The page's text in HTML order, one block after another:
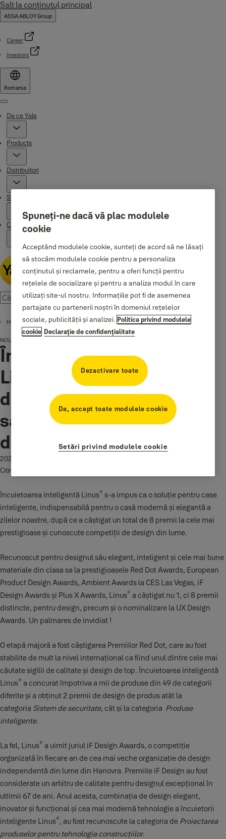
Salt la conţinutul principal
ASSA ABLOY Group
Career
Investors
Romania
Menu
De ce Yale
Products
Distribuitori
Suport
Campaigns
Home
NOUTĂŢI
Încuietoarea inteligentă
Linus
câștigă 8 premii
distincte pentru designul
său deosebit și tehnologia
de ultimă generație
2021-05-12
Citirea durează 2 min.
Încuietoarea inteligentă Linus® s-a impus ca o soluție pentru case
inteligente, indispensabilă pentru o casă modernă și elegantă a
zilelor noastre, după ce a câștigat un total de 8 premii la cele mai
prestigioase și cunoscute competiții de design din lume.
Recunoscut pentru designul său elegant, inteligent și cele mai bune
materiale din clasa sa la prestigioasele Red Dot Awards, European
Product Design Awards, Ambient Awards la CES Las Vegas, iF
Design Awards și Plus X Awards, Linus® a câștigat nu 1, ci 8 premii
distincte, pentru design, precum și o nominalizare la UX Design
Awards. Un palmares de invidiat !
O etapă majoră a fost câștigarea Premiilor Red Dot, care au fost
stabilite de mult la nivel internațional ca fiind unul dintre cele mai
căutate sigilii de calitate și design de top. Încuietoarea inteligentă
Linus® a concurat împotriva a mii de produse din 49 de categorii
diferite și a obținut 2 premii de design de produs atât la
categoria Sistem de securitate, cât și la categoria Produse
inteligente.
La fel, Linus® a uimit juriul iF Design Awards, o competiție
organizată în fiecare an de cea mai veche organizație de design
independentă din lume din Hanovra. Premiile iF Design au fost
considerate un arbitru de calitate pentru designul excepțional în
ultimii 67 de ani. Anul acesta, combinația de design elegant,
inovator și funcțional și cea mai modernă tehnologie a încuietorii
inteligente Linus®, au fost recunoscute la categoria de Proiectarea
produselor pentru tehnologia construcțiilor.
Spuneți-ne dacă vă plac modulele
cookie
Acceptând modulele cookie, sunteți de acord să ne lăsați
să stocăm modulele cookie pentru a personaliza
conținutul și reclamele, pentru a oferi funcții pentru
rețelele de socializare și pentru a analiza modul în care
utilizați site-ul nostru. Informațiile pot fi de asemenea
partajate cu partenerii noștri în domeniul rețelelor
sociale, publicității și analizei. Politica privind modulele
cookie Declaraţie de confidenţialitate
Dezactivare toate
Da, accept toate modulele cookie
Setări privind modulele cookie